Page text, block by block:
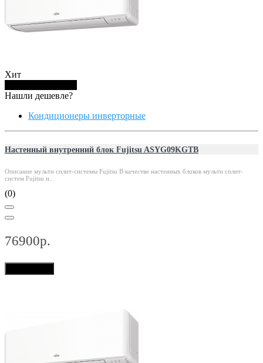
Хит
Нашли дешевле?
Кондиционеры инверторные
Настенный внутренний блок Fujitsu ASYG09KGTB
Описание мульти сплит-системы Fujitsu В качестве настенных блоков мульти сплит-
систем Fujitsu н..
(0)
76900р.